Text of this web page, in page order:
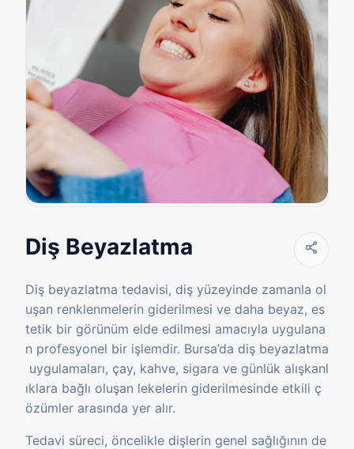
Diş Beyazlatma
Diş beyazlatma tedavisi, diş yüzeyinde zamanla ol
uşan renklenmelerin giderilmesi ve daha beyaz, es
tetik bir görünüm elde edilmesi amacıyla uygulana
n profesyonel bir işlemdir. Bursa’da diş beyazlatma
uygulamaları, çay, kahve, sigara ve günlük alışkanl
ıklara bağlı oluşan lekelerin giderilmesinde etkili ç
özümler arasında yer alır.
Tedavi süreci, öncelikle dişlerin genel sağlığının de